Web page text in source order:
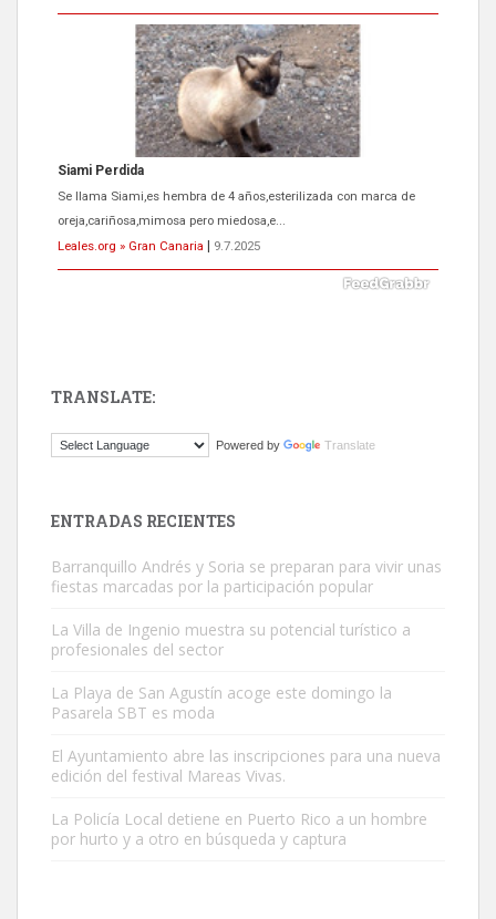
Siami Perdida
Se llama Siami,es hembra de 4 años,esterilizada con marca de
oreja,cariñosa,mimosa pero miedosa,e...
Leales.org » Gran Canaria
9.7.2025
El ayuntamiento se va a llevar a Los Gatos callejeros de la zona los
Este gato macho ha aparecido en la calle hace menos de un mes,
Leales.org » Gran Canaria
9.7.2025
TRANSLATE:
Powered by Translate
ENTRADAS RECIENTES
Barranquillo Andrés y Soria se preparan para vivir unas
fiestas marcadas por la participación popular
La Villa de Ingenio muestra su potencial turístico a
profesionales del sector
La Playa de San Agustín acoge este domingo la
Pasarela SBT es moda
El Ayuntamiento abre las inscripciones para una nueva
edición del festival Mareas Vivas.
La Policía Local detiene en Puerto Rico a un hombre
por hurto y a otro en búsqueda y captura